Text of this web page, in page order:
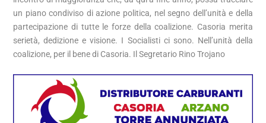
un piano condiviso di azione politica, nel segno dell’unità e della
partecipazione di tutte le forze della coalizione. Casoria merita
serietà, dedizione e visione. I Socialisti ci sono. Nell’unità della
coalizione, per il bene di Casoria. Il Segretario Rino Trojano